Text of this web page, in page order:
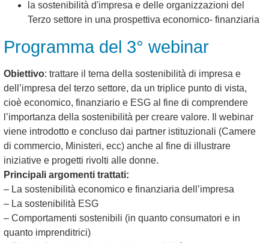
la sostenibilità d'impresa e delle organizzazioni del
Terzo settore in una prospettiva economico- finanziaria
Programma del 3° webinar
Obiettivo: trattare il tema della sostenibilità di impresa e
dell’impresa del terzo settore, da un triplice punto di vista,
cioè economico, finanziario e ESG al fine di comprendere
l’importanza della sostenibilità per creare valore. Il webinar
viene introdotto e concluso dai partner istituzionali (Camere
di commercio, Ministeri, ecc) anche al fine di illustrare
iniziative e progetti rivolti alle donne.
Principali argomenti trattati:
– La sostenibilità economico e finanziaria dell’impresa
– La sostenibilità ESG
– Comportamenti sostenibili (in quanto consumatori e in
quanto imprenditrici)